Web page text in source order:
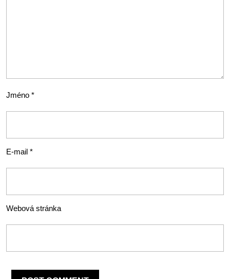
Jméno *
E-mail *
Webová stránka